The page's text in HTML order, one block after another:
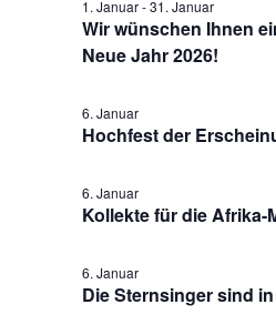
Pfarrgarten
Wir wünschen Ihnen
Neue Jahr 2026!
1. Januar-31. Januar
Hochfest der
6. Januar
Kollekte für die Afrika-
6. Januar
Die Sternsinger sind
6. Januar